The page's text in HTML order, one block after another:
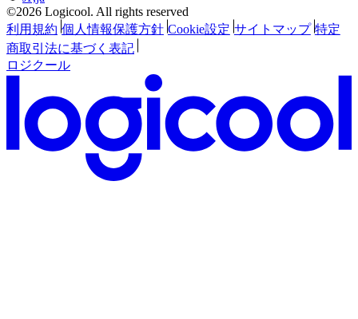
©2026 Logicool. All rights reserved
利用規約 個人情報保護方針 Cookie設定 サイトマップ 特定
商取引法に基づく表記
ロジクール